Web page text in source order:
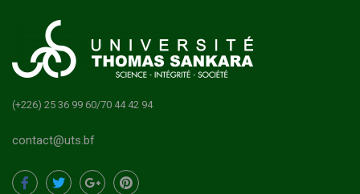
(+226) 25 36 99 60/70 44 42 94
contact@uts.bf